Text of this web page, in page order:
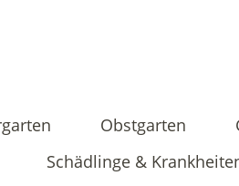
Obstgarten
Schädlinge &